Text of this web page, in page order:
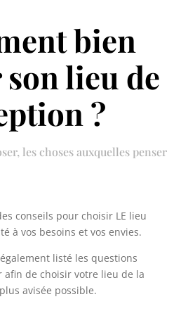
bien
lieu de
?
les choses auxquelles penser
conseils pour choisir LE lieu
à vos besoins et vos envies.
listé les questions
afin de choisir votre lieu de la
avisée possible.